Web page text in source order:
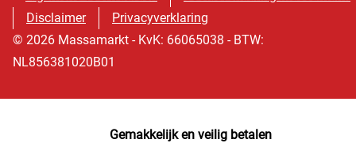
Disclaimer
Privacyverklaring
© 2026 Massamarkt - KvK: 66065038 - BTW:
NL856381020B01
Gemakkelijk en veilig betalen